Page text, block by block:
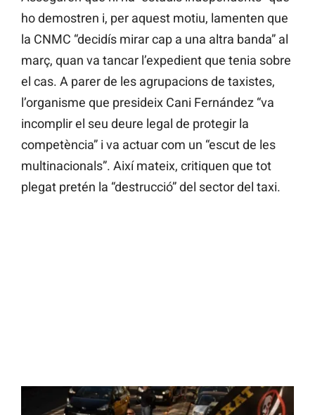
ho demostren i, per aquest motiu, lamenten que
la CNMC “decidís mirar cap a una altra banda” al
març, quan va tancar l’expedient que tenia sobre
el cas. A parer de les agrupacions de taxistes,
l’organisme que presideix Cani Fernández “va
incomplir el seu deure legal de protegir la
competència” i va actuar com un “escut de les
multinacionals”. Així mateix, critiquen que tot
plegat pretén la “destrucció” del sector del taxi.